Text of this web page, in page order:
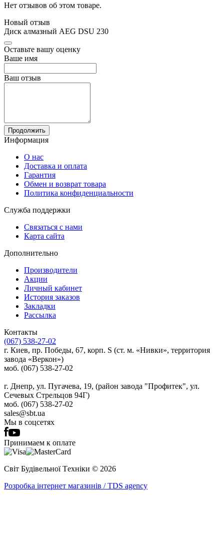
Нет отзывов об этом товаре.
Новый отзыв
Диск алмазный AEG DSU 230
Оставьте вашу оценку
Ваше имя
Ваш отзыв
Продолжить
Информация
О нас
Доставка и оплата
Гарантия
Обмен и возврат товара
Политика конфиденциальности
Служба поддержки
Связаться с нами
Карта сайта
Дополнительно
Производители
Акции
Личный кабинет
История заказов
Закладки
Рассылка
Контакты
(067) 538-27-02
г. Киев, пр. Победы, 67, корп. S (ст. м. «Нивки», территория
завода «Веркон»)
моб. (067) 538-27-02
г. Днепр, ул. Пугачева, 19, (район завода "Профитек", ул.
Сечевых Стрельцов 94Г)
моб. (067) 538-27-02
sales@sbt.ua
Мы в соцсетях
Принимаем к оплате
Світ Будівельної Tехніки © 2026
Розробка інтернет магазинів / TDS agency